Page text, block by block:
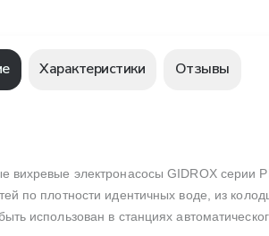
Характеристики Отзывы
вихревые электронасосы GIDROX серии
по плотности идентичных воде, из
использован в станциях